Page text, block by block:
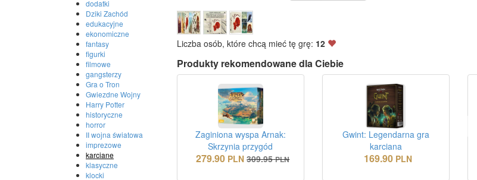
dodatki
Dziki Zachód
edukacyjne
ekonomiczne
fantasy
figurki
filmowe
gangsterzy
Gra o Tron
Gwiezdne Wojny
Harry Potter
historyczne
horror
II wojna światowa
imprezowe
karciane
klasyczne
klocki
Liczba osób, które chcą mieć tę grę: 12
Produkty rekomendowane dla Ciebie
Zaginiona wyspa Arnak:
Skrzynia przygód
279.90 PLN 309.95 PLN
Gwint: Legendarna gra
karciana
169.90 PLN